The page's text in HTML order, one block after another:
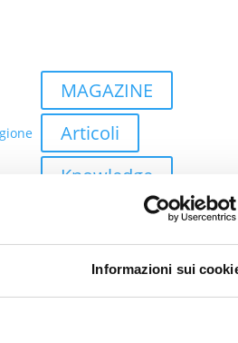
Informazioni sui
MAGAZINE
Articoli
Knowledge
Case Study
Robotic Process